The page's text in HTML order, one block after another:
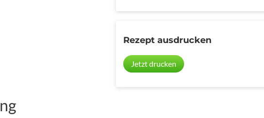
Rezept ausdrucken
Jetzt drucken